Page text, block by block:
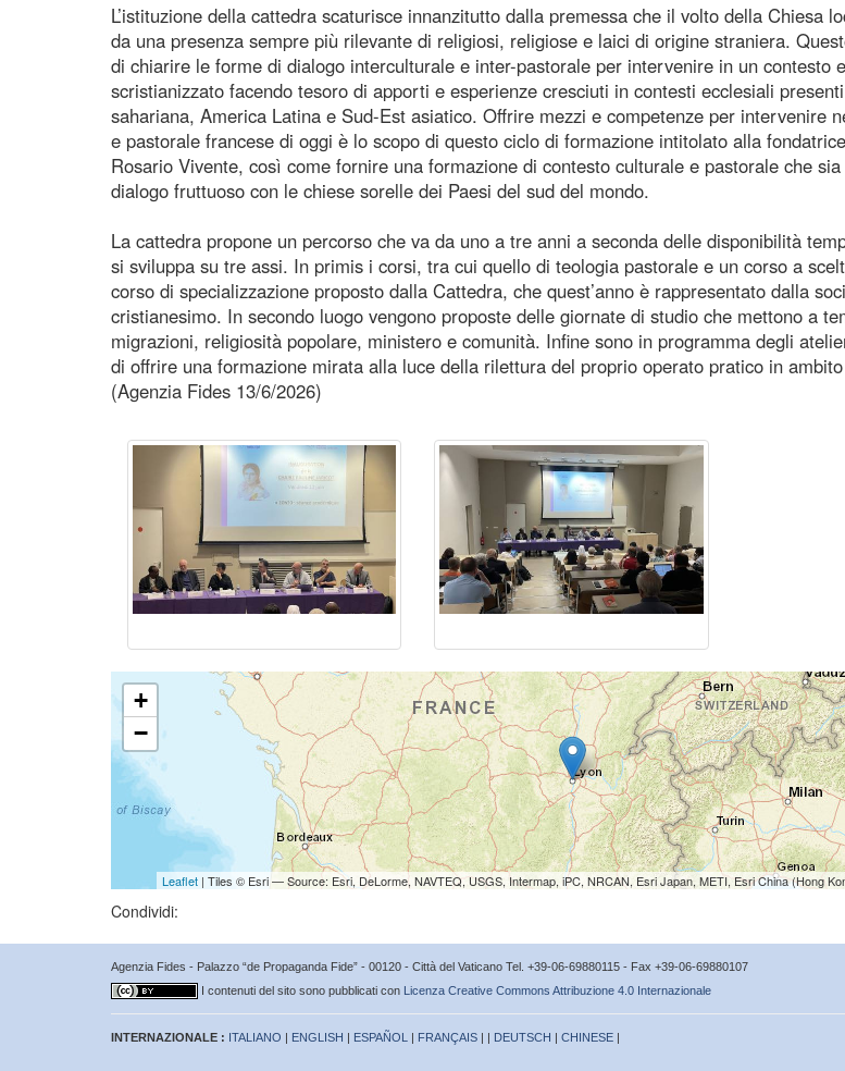
L’istituzione della cattedra scaturisce innanzitutto dalla premessa che il volto della Chiesa
da una presenza sempre più rilevante di religiosi, religiose e laici di origine straniera.
di chiarire le forme di dialogo interculturale e inter-pastorale per intervenire in un contesto
scristianizzato facendo tesoro di apporti e esperienze cresciuti in contesti ecclesiali
sahariana, America Latina e Sud-Est asiatico. Offrire mezzi e competenze per intervenire
e pastorale francese di oggi è lo scopo di questo ciclo di formazione intitolato alla
Rosario Vivente, così come fornire una formazione di contesto culturale e pastorale che
dialogo fruttuoso con le chiese sorelle dei Paesi del sud del mondo.
La cattedra propone un percorso che va da uno a tre anni a seconda delle disponibilità
si sviluppa su tre assi. In primis i corsi, tra cui quello di teologia pastorale e un corso a
corso di specializzazione proposto dalla Cattedra, che quest’anno è rappresentato dalla
cristianesimo. In secondo luogo vengono proposte delle giornate di studio che mettono a
migrazioni, religiosità popolare, ministero e comunità. Infine sono in programma degli
di offrire una formazione mirata alla luce della rilettura del proprio operato pratico in
(Agenzia Fides 13/6/2026)
+
−
Leaflet| Tiles © Esri — Source: Esri, DeLorme, NAVTEQ, USGS, Intermap, iPC, NRCAN, Esri Japan, METI, Esri China (Hong
Condividi:
Agenzia Fides - Palazzo “de Propaganda Fide” - 00120 - Città del Vaticano Tel. +39-06-69880115 - Fax +39-06-69880107
I contenuti del sito sono pubblicati con Licenza Creative Commons Attribuzione 4.0 Internazionale
INTERNAZIONALE : ITALIANO | ENGLISH | ESPAÑOL | FRANÇAIS | | DEUTSCH | CHINESE |